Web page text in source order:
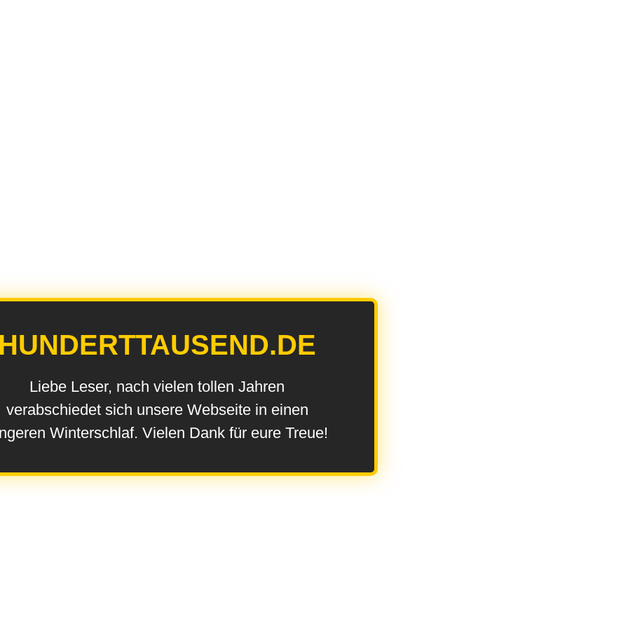
Liebe Leser, nach vielen tollen Jahren
verabschiedet sich unsere Webseite in einen
Winterschlaf. Vielen Dank für eure Treue!